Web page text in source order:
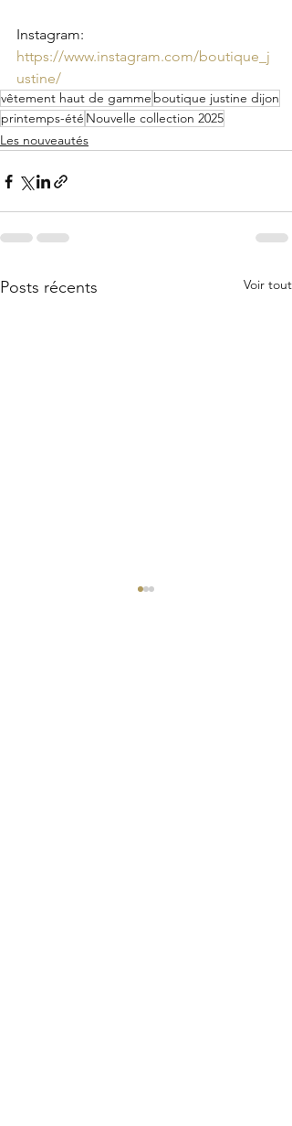
Instagram:
https://www.instagram.com/boutique_j
ustine/
vêtement haut de gamme boutique justine dijon
printemps-été Nouvelle collection 2025
Les nouveautés
Posts récents Voir tout